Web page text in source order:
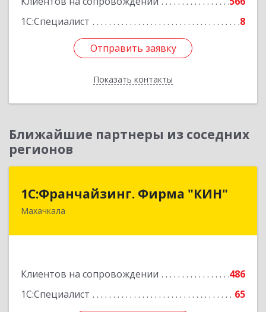
1С:Специалист
8
Отправить заявку
Показать контакты
Отправить заявку
Назад
Ближайшие партнеры из соседних
регионов
1С:Франчайзинг. Фирма "КИН"
Махачкала
Клиентов на сопровождении
486
1С:Специалист
65
1С:Франчайзинг. Фирма "КИН"
367030, Дагестан Респ, Махачкала г, И.Казака